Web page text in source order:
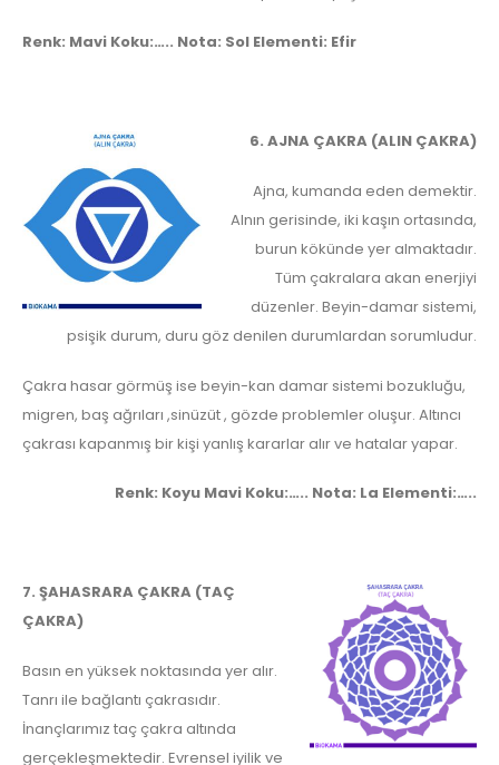
Renk: Mavi Koku:….. Nota: Sol Elementi: Efir
6. AJNA ÇAKRA (ALIN ÇAKRA)
Ajna, kumanda eden demektir.
Alnın gerisinde, iki kaşın ortasında,
burun kökünde yer almaktadır.
Tüm çakralara akan enerjiyi
düzenler. Beyin-damar sistemi,
psişik durum, duru göz denilen durumlardan sorumludur.
Çakra hasar görmüş ise beyin-kan damar sistemi bozukluğu,
migren, baş ağrıları ,sinüzüt , gözde problemler oluşur. Altıncı
çakrası kapanmış bir kişi yanlış kararlar alır ve hatalar yapar.
Renk: Koyu Mavi Koku:….. Nota: La Elementi:…..
7. ŞAHASRARA ÇAKRA (TAÇ
ÇAKRA)
Basın en yüksek noktasında yer alır.
Tanrı ile bağlantı çakrasıdır.
İnançlarımız taç çakra altında
gerçekleşmektedir. Evrensel iyilik ve